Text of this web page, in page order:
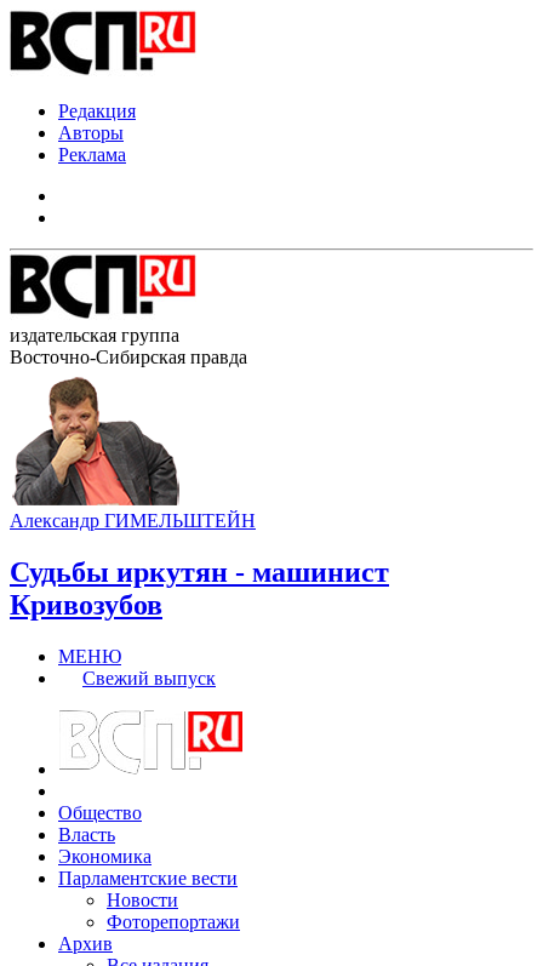
Редакция
Авторы
Реклама
издательская группа
Восточно-Сибирская правда
Александр ГИМЕЛЬШТЕЙН
Судьбы иркутян - машинист
Кривозубов
МЕНЮ
Свежий выпуск
Общество
Власть
Экономика
Парламентские вести
Новости
Фоторепортажи
Архив